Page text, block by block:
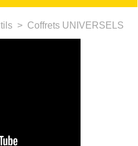
> Coffrets UNIVERSELS